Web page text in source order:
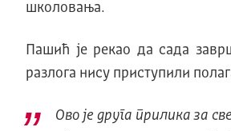
школовања.
Пашић је рекао да сада
разлога нису приступили
Ово је друга прилика за